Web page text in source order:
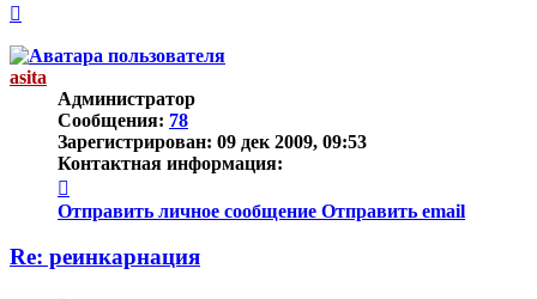
началу
asita
Администратор
Сообщения: 78
Зарегистрирован: 09 дек 2009, 09:53
Контактная информация:
информация
пользователя
Отправить личное сообщение Отправить email
Re: реинкарнация